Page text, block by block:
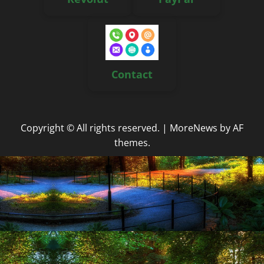
Contact
Copyright © All rights reserved. | MoreNews by AF
themes.